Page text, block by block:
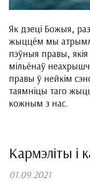
Як дзеці Божыя,
жыццём мы
пэўныя правы,
мільёнаў
правы ў нейкім
таямніцы таго
кожным з нас.
Кармэліты і
01.09.2021